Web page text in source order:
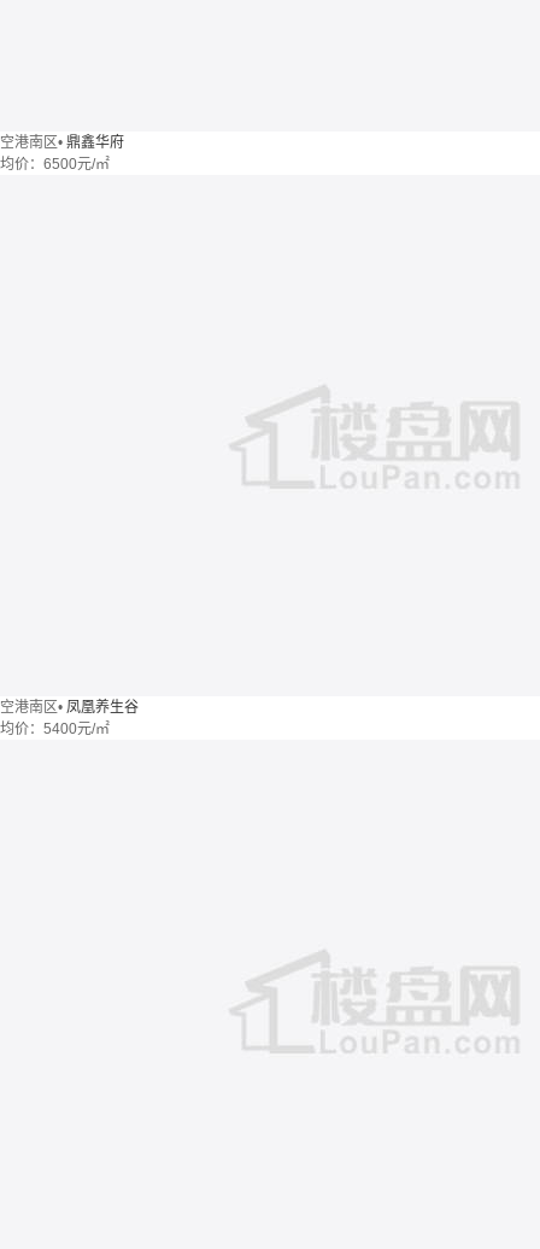
空港南区• 鼎鑫华府
均价： 6500元/㎡
空港南区• 凤凰养生谷
均价： 5400元/㎡